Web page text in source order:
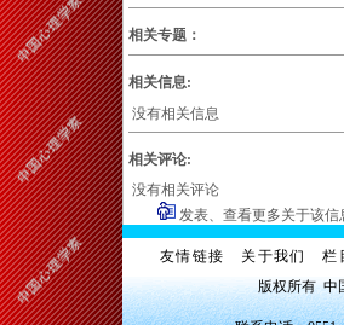
相关专题：
相关信息:
没有相关信息
相关评论:
没有相关评论
发表、查看更多关于该信
友情链接 关于我们 栏
版权所有 中